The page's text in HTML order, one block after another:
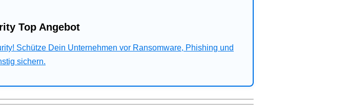
Top Angebot
Schütze Dein Unternehmen vor Ransomware, Phishing und
sichern.